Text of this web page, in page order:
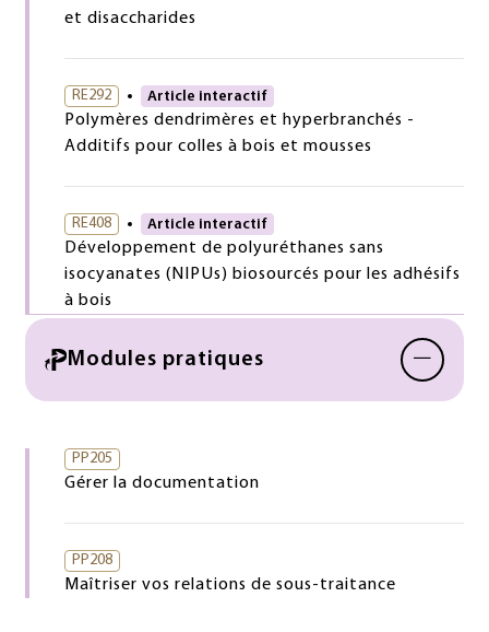
et disaccharides
RE292 Article interactif
Polymères dendrimères et hyperbranchés -
Additifs pour colles à bois et mousses
RE408 Article interactif
Développement de polyuréthanes sans
isocyanates (NIPUs) biosourcés pour les adhésifs
à bois
Modules pratiques −
PP205
Gérer la documentation
PP208
Maîtriser vos relations de sous-traitance